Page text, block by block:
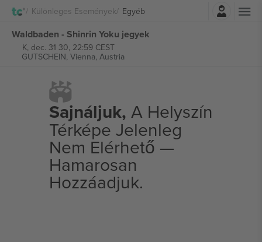
Különleges Események Egyéb
Waldbaden - Shinrin Yoku jegyek
K, dec. 31 30, 22:59 CEST
GUTSCHEIN, Vienna, Austria
Sajnáljuk, A Helyszín
Térképe Jelenleg
Nem Elérhető —
Hamarosan
Hozzáadjuk.